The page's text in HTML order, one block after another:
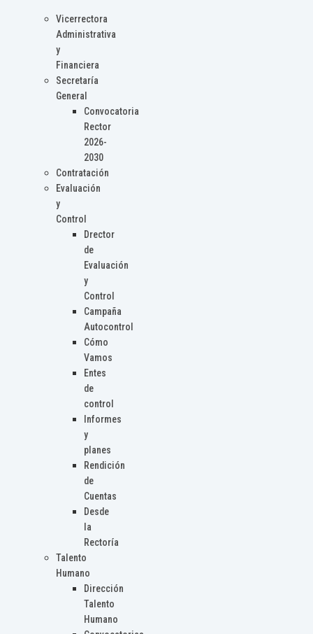
Vicerrectora
Administrativa
y
Financiera
Secretaría
General
Convocatoria
Rector
2026-
2030
Contratación
Evaluación
y
Control
Drector
de
Evaluación
y
Control
Campaña
Autocontrol
Cómo
Vamos
Entes
de
control
Informes
y
planes
Rendición
de
Cuentas
Desde
la
Rectoría
Talento
Humano
Dirección
Talento
Humano